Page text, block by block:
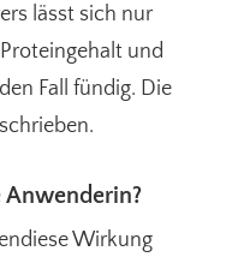
lässt sich nur
und
Fall fündig. Die
Wirkung